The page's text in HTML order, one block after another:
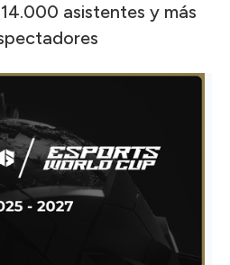
asistentes y más